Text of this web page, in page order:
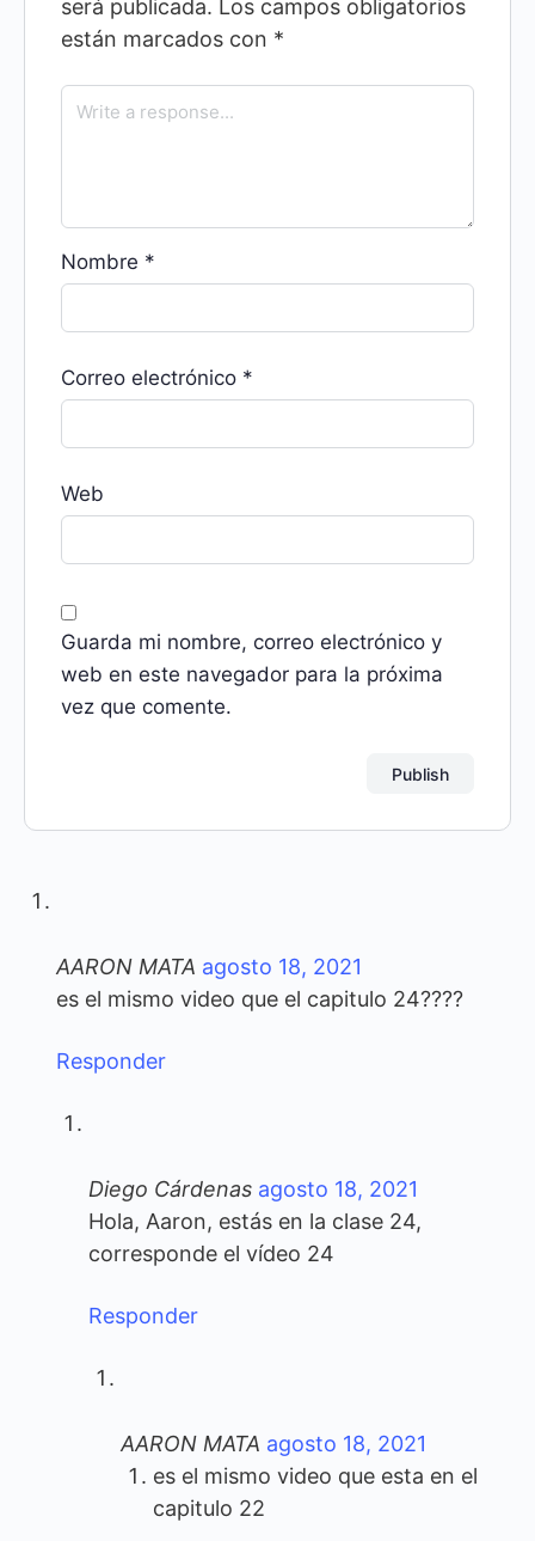
será publicada. Los campos obligatorios
están marcados con *
Nombre *
Correo electrónico *
Web
Guarda mi nombre, correo electrónico y
web en este navegador para la próxima
vez que comente.
AARON MATA agosto 18, 2021
es el mismo video que el capitulo 24????
Responder
Diego Cárdenas agosto 18, 2021
Hola, Aaron, estás en la clase 24,
corresponde el vídeo 24
Responder
AARON MATA agosto 18, 2021
es el mismo video que esta en el
capitulo 22